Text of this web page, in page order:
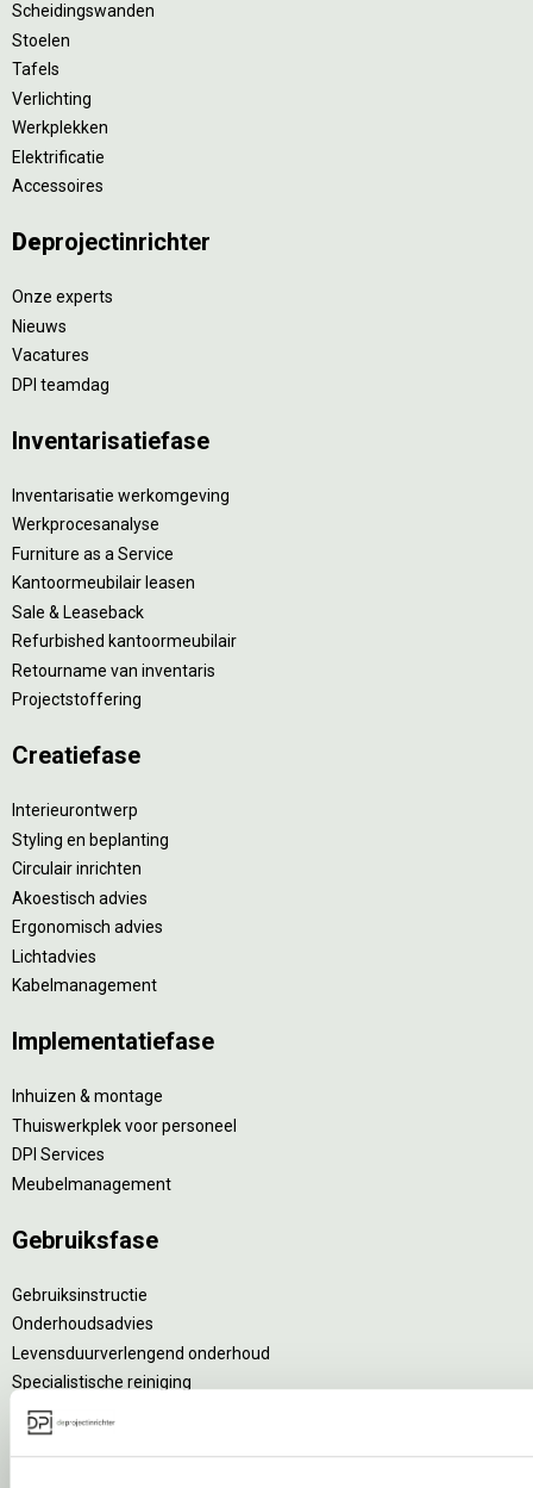
Scheidingswanden
Stoelen
Tafels
Verlichting
Werkplekken
Elektrificatie
Accessoires
Deprojectinrichter
Onze experts
Nieuws
Vacatures
DPI teamdag
Inventarisatiefase
Inventarisatie werkomgeving
Werkprocesanalyse
Furniture as a Service
Kantoormeubilair leasen
Sale & Leaseback
Refurbished kantoormeubilair
Retourname van inventaris
Projectstoffering
Creatiefase
Interieurontwerp
Styling en beplanting
Circulair inrichten
Akoestisch advies
Ergonomisch advies
Lichtadvies
Kabelmanagement
Implementatiefase
Inhuizen & montage
Thuiswerkplek voor personeel
DPI Services
Meubelmanagement
Gebruiksfase
Gebruiksinstructie
Onderhoudsadvies
Levensduurverlengend onderhoud
Specialistische reiniging
Refurbishment
Interne verhuizing